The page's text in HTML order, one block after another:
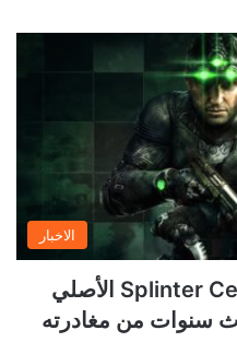
الاخبار
عودة مخرج ريميك Splinter Cell الأصلي
سنوات من مغادرته